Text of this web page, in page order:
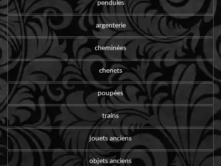
pendules
argenterie
cheminées
chenets
poupées
trains
jouets anciens
objets anciens